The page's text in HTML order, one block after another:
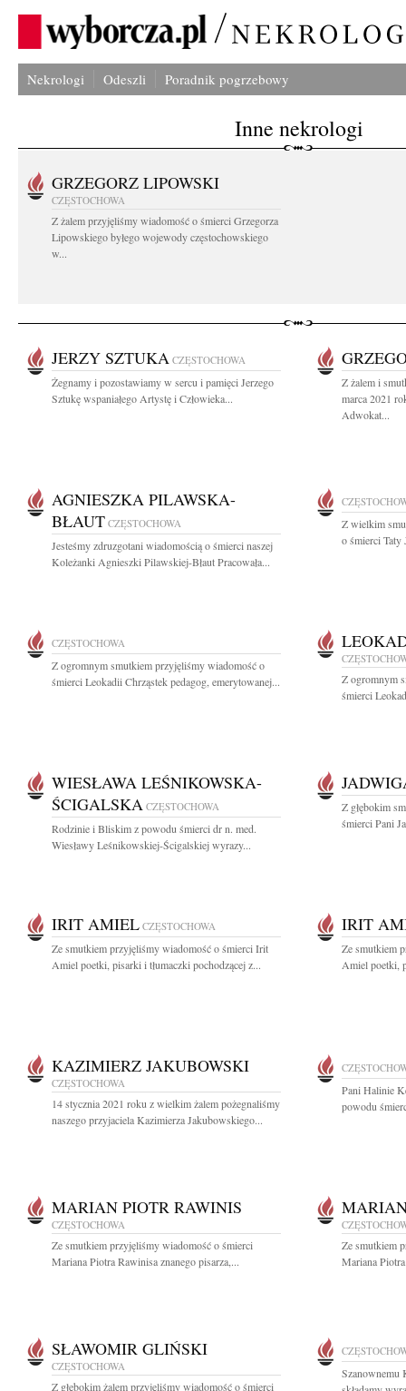
Nekrologi Odeszli Poradnik pogrzebowy
Inne nekrologi
GRZEGORZ LIPOWSKI
CZĘSTOCHOWA
Z żalem przyjęliśmy wiadomość o śmierci Grzegorza
Lipowskiego byłego wojewody częstochowskiego
w...
JERZY SZTUKA CZĘSTOCHOWA
Żegnamy i pozostawiamy w sercu i pamięci Jerzego
Sztukę wspaniałego Artystę i Człowieka...
Z żalem i
marca 2021
Adwokat...
AGNIESZKA PILAWSKA-
BŁAUT CZĘSTOCHOWA
Jesteśmy zdruzgotani wiadomością o śmierci naszej
Koleżanki Agnieszki Pilawskiej-Błaut Pracowała...
Z wielkim
o śmierci Taty
CZĘSTOCHOWA
Z ogromnym smutkiem przyjęliśmy wiadomość o
śmierci Leokadii Chrząstek pedagog, emerytowanej...
Z ogromnym
śmierci
WIESŁAWA LEŚNIKOWSKA-
ŚCIGALSKA CZĘSTOCHOWA
Rodzinie i Bliskim z powodu śmierci dr n. med.
Wiesławy Leśnikowskiej-Ścigalskiej wyrazy...
Z głębokim
śmierci Pani
IRIT AMIEL CZĘSTOCHOWA
Ze smutkiem przyjęliśmy wiadomość o śmierci Irit
Amiel poetki, pisarki i tłumaczki pochodzącej z...
IRIT
Ze smutkiem
Amiel poetki,
KAZIMIERZ JAKUBOWSKI
CZĘSTOCHOWA
14 stycznia 2021 roku z wielkim żalem pożegnaliśmy
naszego przyjaciela Kazimierza Jakubowskiego...
Pani Halinie
powodu
MARIAN PIOTR RAWINIS
CZĘSTOCHOWA
Ze smutkiem przyjęliśmy wiadomość o śmierci
Mariana Piotra Rawinisa znanego pisarza,...
Ze smutkiem
Mariana
SŁAWOMIR GLIŃSKI
CZĘSTOCHOWA
Z głębokim żalem przyjęliśmy wiadomość o śmierci
Szanownemu